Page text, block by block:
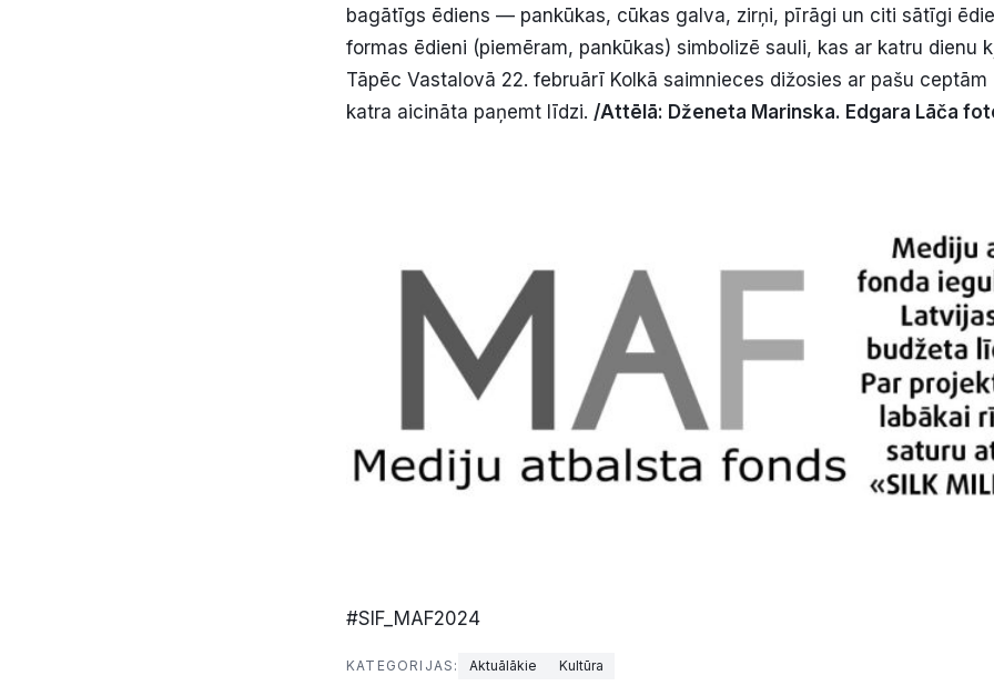
bagātīgs ēdiens — pankūkas, cūkas galva, zirņi, pīrāgi un citi sātīgi
formas ēdieni (piemēram, pankūkas) simbolizē sauli, kas ar katru dienu
Tāpēc Vastalovā 22. februārī Kolkā saimnieces dižosies ar pašu ceptām
katra aicināta paņemt līdzi. /Attēlā: Dženeta Marinska. Edgara Lāča
#SIF_MAF2024
KATEGORIJAS: Aktuālākie Kultūra